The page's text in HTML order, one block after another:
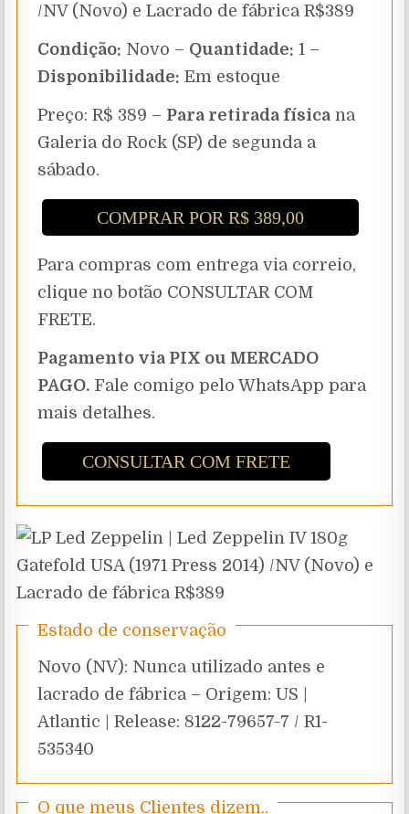
/NV (Novo) e Lacrado de fábrica R$389
Condição: Novo – Quantidade: 1 –
Disponibilidade: Em estoque
Preço: R$ 389 – Para retirada física na
Galeria do Rock (SP) de segunda a
sábado.
COMPRAR POR R$ 389,00
Para compras com entrega via correio,
clique no botão CONSULTAR COM
FRETE.
Pagamento via PIX ou MERCADO
PAGO. Fale comigo pelo WhatsApp para
mais detalhes.
CONSULTAR COM FRETE
Estado de conservação
Novo (NV): Nunca utilizado antes e
lacrado de fábrica – Origem: US |
Atlantic | Release: 8122-79657-7 / R1-
535340
O que meus Clientes dizem..